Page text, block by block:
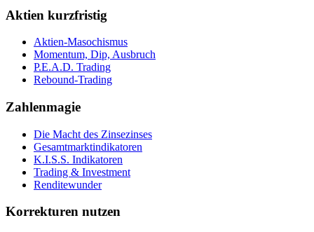
Aktien kurzfristig
Aktien-Masochismus
Momentum, Dip, Ausbruch
P.E.A.D. Trading
Rebound-Trading
Zahlenmagie
Die Macht des Zinsezinses
Gesamtmarktindikatoren
K.I.S.S. Indikatoren
Trading & Investment
Renditewunder
Korrekturen nutzen